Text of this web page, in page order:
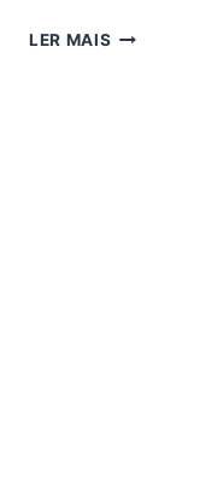
LER MAIS CINEBOX